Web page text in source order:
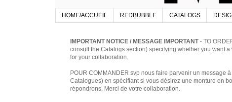
HOME/ACCUEIL REDBUBBLE CATALOGS
IMPORTANT NOTICE / MESSAGE IMPORTANT- TO
consult the Catalogs section) specifying whether you want
for your collaboration.
POUR COMMANDER svp nous faire parvenir un message
Catalogues) en spécifiant si vous désirez une monture en
répondrons. Merci de votre collaboration.